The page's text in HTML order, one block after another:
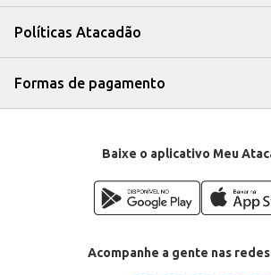
estoque.
A Carne Bovina Bife Rolê Reserva oferece
o seu negócio, permitindo que você ofereça um
garante um bom controle de custos e margem de
Departamento: Carnes, aves e peixes
Venda: Por quilo na bandeja
Políticas Atacadão
Formas de pagamento
Baixe o aplicativo Meu
Acompanhe a gente nas